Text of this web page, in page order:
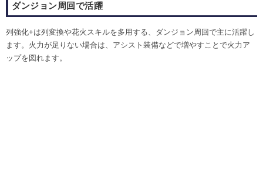
ダンジョン周回で活躍
列強化+は列変換や花火スキルを多用する、ダンジョン周回で主に活躍し
ます。火力が足りない場合は、アシスト装備などで増やすことで火力ア
ップを図れます。